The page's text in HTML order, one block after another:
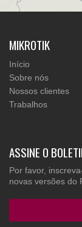
MIKROTIK
Início
Sobre nós
Nossos clientes
Trabalhos
ASSINE O
Por favor,
novas versões do